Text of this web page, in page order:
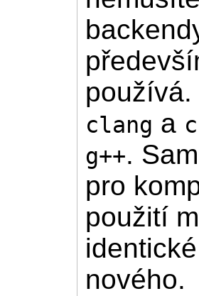
clang a
g++.
pro
použití
nového.